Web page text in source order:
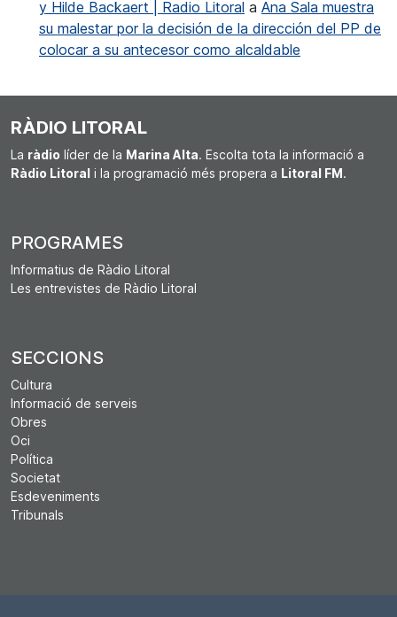
y Hilde Backaert | Radio Litoral a Ana Sala muestra
su malestar por la decisión de la dirección del PP de
colocar a su antecesor como alcaldable
RÀDIO LITORAL
La ràdio líder de la Marina Alta. Escolta tota la informació a
Ràdio Litoral i la programació més propera a Litoral FM.
PROGRAMES
Informatius de Ràdio Litoral
Les entrevistes de Ràdio Litoral
SECCIONS
Cultura
Informació de serveis
Obres
Oci
Política
Societat
Esdeveniments
Tribunals